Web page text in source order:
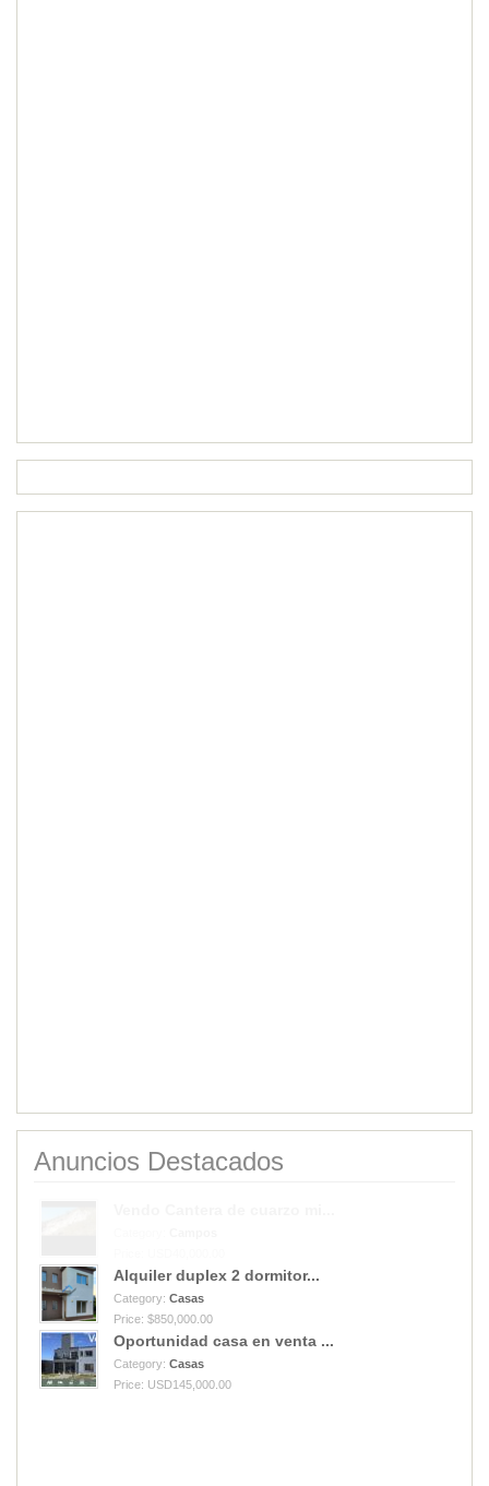
Anuncios Destacados
Alquiler duplex 2 dormitor...
Category: Casas
Price: $850,000.00
Oportunidad casa en venta ...
Category: Casas
Price: USD145,000.00